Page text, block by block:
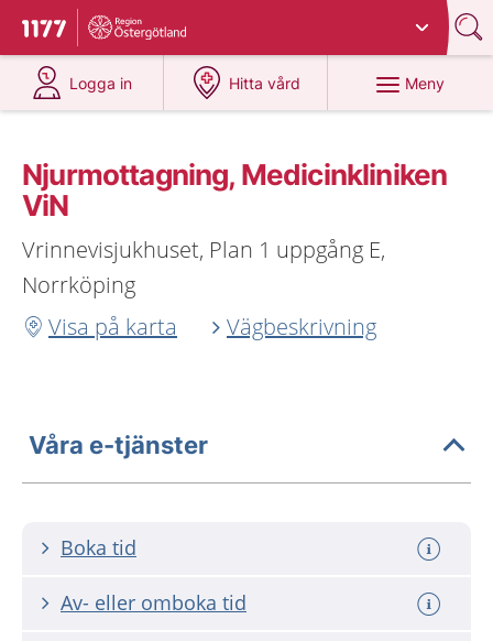
Till startsidan för 1177
Du har valt region
Logga in
på 1177.se
Hitta vård
på 1177.se
Meny
Njurmottagning, Medicinkliniken
ViN
Vrinnevisjukhuset, Plan 1 uppgång E,
Norrköping
Visa på karta
Vägbeskrivning
Våra e-tjänster
Boka tid
Av- eller omboka tid